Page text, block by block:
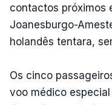
contactos próximos
Joanesburgo-
holandês tentara,
Os cinco
voo médico